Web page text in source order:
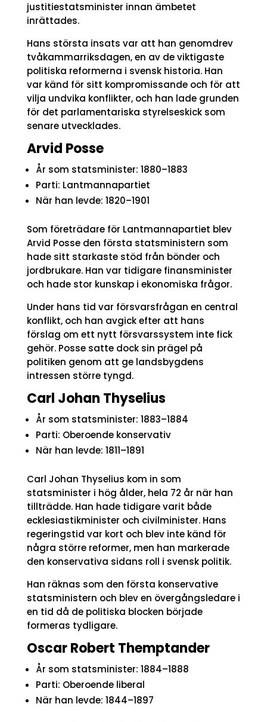
justitiestatsminister innan ämbetet
inrättades.
Hans största insats var att han genomdrev
tvåkammarriksdagen, en av de viktigaste
politiska reformerna i svensk historia. Han
var känd för sitt kompromissande och för att
vilja undvika konflikter, och han lade grunden
för det parlamentariska styrelseskick som
senare utvecklades.
Arvid Posse
År som statsminister: 1880–1883
Parti: Lantmannapartiet
När han levde: 1820–1901
Som företrädare för Lantmannapartiet blev
Arvid Posse den första statsministern som
hade sitt starkaste stöd från bönder och
jordbrukare. Han var tidigare finansminister
och hade stor kunskap i ekonomiska frågor.
Under hans tid var försvarsfrågan en central
konflikt, och han avgick efter att hans
förslag om ett nytt försvarssystem inte fick
gehör. Posse satte dock sin prägel på
politiken genom att ge landsbygdens
intressen större tyngd.
Carl Johan Thyselius
År som statsminister: 1883–1884
Parti: Oberoende konservativ
När han levde: 1811–1891
Carl Johan Thyselius kom in som
statsminister i hög ålder, hela 72 år när han
tillträdde. Han hade tidigare varit både
ecklesiastikminister och civilminister. Hans
regeringstid var kort och blev inte känd för
några större reformer, men han markerade
den konservativa sidans roll i svensk politik.
Han räknas som den första konservative
statsministern och blev en övergångsledare i
en tid då de politiska blocken började
formeras tydligare.
Oscar Robert Themptander
År som statsminister: 1884–1888
Parti: Oberoende liberal
När han levde: 1844–1897